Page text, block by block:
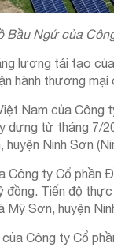
Bầu Ngứ của
lượng tái tạo
hành thương mại
Nam của
từ tháng 7/
Ninh Sơn
Công ty Cổ
Tiến độ
Sơn, huyện
Công ty Cổ